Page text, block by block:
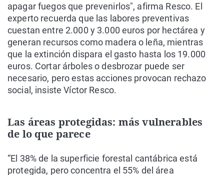
apagar fuegos que prevenirlos", afirma Resco. El
experto recuerda que las labores preventivas
cuestan entre 2.000 y 3.000 euros por hectárea y
generan recursos como madera o leña, mientras
que la extinción dispara el gasto hasta los 19.000
euros. Cortar árboles o desbrozar puede ser
necesario, pero estas acciones provocan rechazo
social, insiste Víctor Resco.
Las áreas protegidas: más vulnerables
de lo que parece
“El 38% de la superficie forestal cantábrica está
protegida, pero concentra el 55% del área